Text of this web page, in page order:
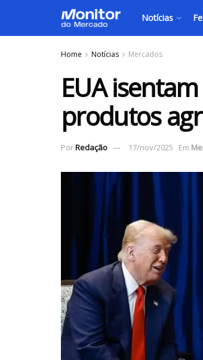
Notícias
Home Notícias Mercados
EUA
produtos
PorRedação 17/nov/2025 Em